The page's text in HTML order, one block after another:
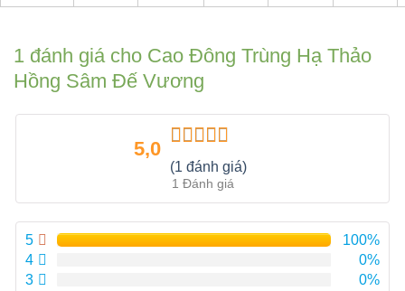
1 đánh giá cho Cao Đông Trùng Hạ Thảo
Hồng Sâm Đế Vương
5,0
Được xếp
hạng 5.00
sao
(1 đánh giá)
1 Đánh giá
5
100%
4
0%
3
0%